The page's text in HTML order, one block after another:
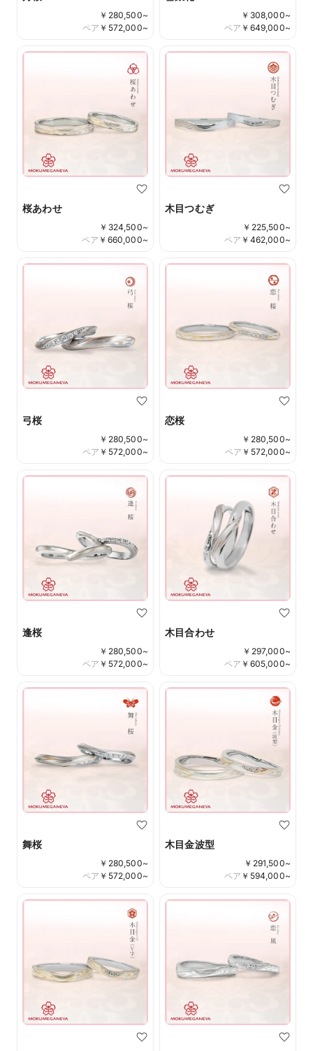
￥ 280,500~
￥ 572,000~
ペア
￥ 308,000~
￥ 649,000~
ペア
桜あわせ
￥ 324,500~
￥ 660,000~
ペア
木目つむぎ
￥ 225,500~
￥ 462,000~
ペア
弓桜
￥ 280,500~
￥ 572,000~
ペア
恋桜
￥ 280,500~
￥ 572,000~
ペア
逢桜
￥ 280,500~
￥ 572,000~
ペア
木目合わせ
￥ 297,000~
￥ 605,000~
ペア
舞桜
￥ 280,500~
￥ 572,000~
ペア
木目金波型
￥ 291,500~
￥ 594,000~
ペア